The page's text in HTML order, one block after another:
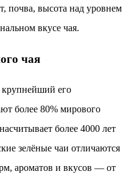
почва, высота над уровнем
вкусе чая.
чая
его
более 80% мирового
более 4000 лет
зелёные чаи отличаются
ароматов и вкусов — от